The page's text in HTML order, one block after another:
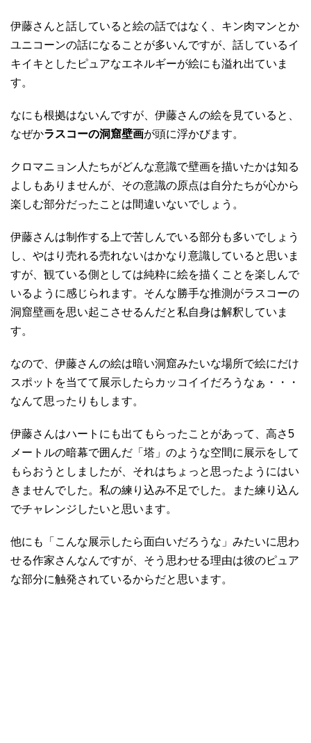
伊藤さんと話していると絵の話ではなく、キン肉マンとか
ユニコーンの話になることが多いんですが、話しているイ
キイキとしたピュアなエネルギーが絵にも溢れ出ていま
す。
なにも根拠はないんですが、伊藤さんの絵を見ていると、
なぜかラスコーの洞窟壁画が頭に浮かびます。
クロマニョン人たちがどんな意識で壁画を描いたかは知る
よしもありませんが、その意識の原点は自分たちが心から
楽しむ部分だったことは間違いないでしょう。
伊藤さんは制作する上で苦しんでいる部分も多いでしょう
し、やはり売れる売れないはかなり意識していると思いま
すが、観ている側としては純粋に絵を描くことを楽しんで
いるように感じられます。そんな勝手な推測がラスコーの
洞窟壁画を思い起こさせるんだと私自身は解釈していま
す。
なので、伊藤さんの絵は暗い洞窟みたいな場所で絵にだけ
スポットを当てて展示したらカッコイイだろうなぁ・・・
なんて思ったりもします。
伊藤さんはハートにも出てもらったことがあって、高さ5
メートルの暗幕で囲んだ「塔」のような空間に展示をして
もらおうとしましたが、それはちょっと思ったようにはい
きませんでした。私の練り込み不足でした。また練り込ん
でチャレンジしたいと思います。
他にも「こんな展示したら面白いだろうな」みたいに思わ
せる作家さんなんですが、そう思わせる理由は彼のピュア
な部分に触発されているからだと思います。